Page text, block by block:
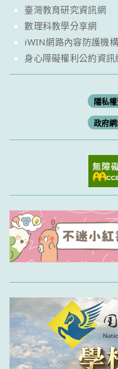
臺灣教育研究資訊網
數理科教學分享網
iWIN網路內容防護機構
身心障礙權利公約資訊
隱私
政府